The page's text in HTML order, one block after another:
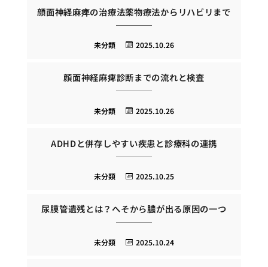
顔面神経麻痺の治療法薬物療法からリハビリまで
2025.10.26
未分類
顔面神経麻痺診断までの流れと検査
2025.10.26
未分類
ADHDと併存しやすい疾患と診療科の連携
2025.10.25
未分類
尿膜管遺残とは？へそから膿が出る原因の一つ
2025.10.24
未分類